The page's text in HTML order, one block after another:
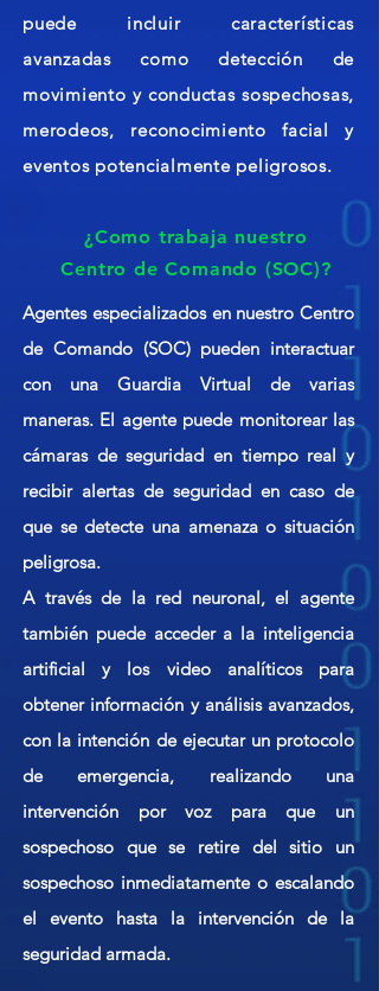
puede incluir características
avanzadas como detección de
movimiento y conductas sospechosas,
merodeos, reconocimiento facial y
eventos potencialmente peligrosos.
¿Como trabaja nuestro
Centro de Comando (SOC)?
Agentes especializados en nuestro Centro
de Comando (SOC) pueden interactuar
con una Guardia Virtual de varias
maneras. El agente puede monitorear las
cámaras de seguridad en tiempo real y
recibir alertas de seguridad en caso de
que se detecte una amenaza o situación
peligrosa.
A través de la red neuronal, el agente
también puede acceder a la inteligencia
artificial y los video analíticos para
obtener información y análisis avanzados,
con la intención de ejecutar un protocolo
de emergencia, realizando una
intervención por voz para que un
sospechoso que se retire del sitio un
sospechoso inmediatamente o escalando
el evento hasta la intervención de la
seguridad armada.